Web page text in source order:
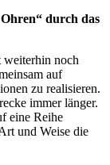
durch das
weiterhin noch
auf
zu realisieren.
immer länger.
eine Reihe
und Weise die